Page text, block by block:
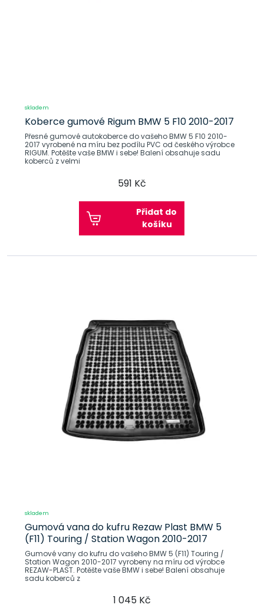
skladem
Koberce gumové Rigum BMW 5 F10 2010-2017
Přesné gumové autokoberce do vašeho BMW 5 F10 2010-
2017 vyrobené na míru bez podílu PVC od českého výrobce
RIGUM. Potěšte vaše BMW i sebe! Balení obsahuje sadu
koberců z velmi
591 Kč
Přidat do
košíku
skladem
Gumová vana do kufru Rezaw Plast BMW 5
(F11) Touring / Station Wagon 2010-2017
Gumové vany do kufru do vašeho BMW 5 (F11) Touring /
Station Wagon 2010-2017 vyrobeny na míru od výrobce
REZAW-PLAST. Potěšte vaše BMW i sebe! Balení obsahuje
sadu koberců z
1 045 Kč